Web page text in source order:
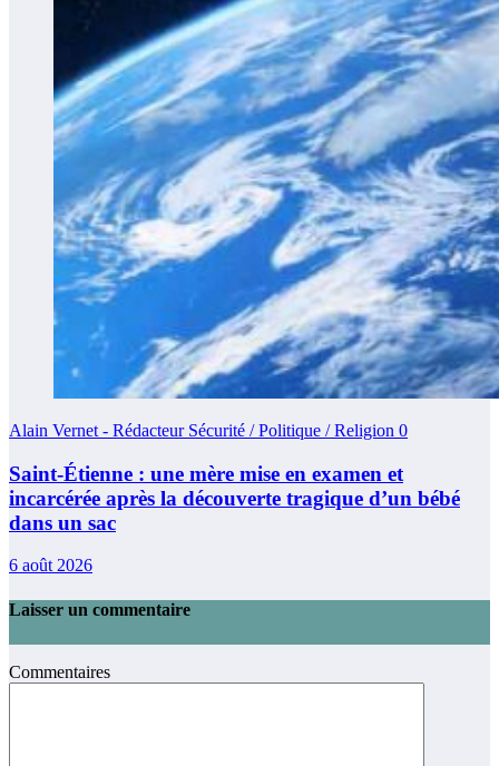
Alain Vernet - Rédacteur Sécurité / Politique / Religion 0
Saint-Étienne : une mère mise en examen et
incarcérée après la découverte tragique d’un bébé
dans un sac
6 août 2026
Laisser un commentaire
Commentaires